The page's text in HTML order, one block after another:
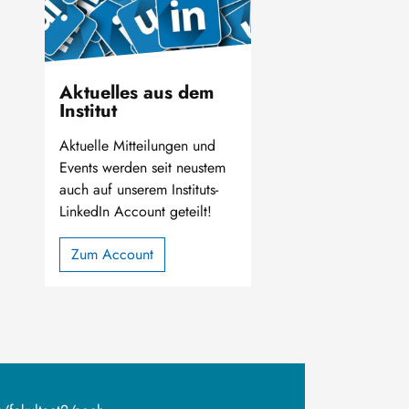
Aktuelles aus dem
Institut
Aktuelle Mitteilungen und
Events werden seit neustem
auch auf unserem Instituts-
LinkedIn Account geteilt!
Zum Account